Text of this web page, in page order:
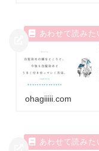
ohagiiiii.com